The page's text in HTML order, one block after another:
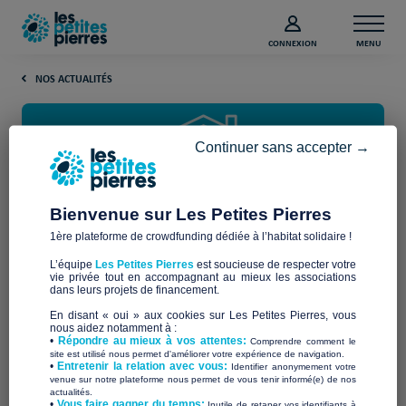
CONNEXION MENU
NOS ACTUALITÉS
Découvrez les belles réussites
du projet « URGENCE
TRAVAUX » ?
En cette journée mondiale de l’habitat, retour sur nos 9
belles réussites de l’appel à projets “URGENCE TRAVAUX” !
Bienvenue sur Les Petites Pierres
1ère plateforme de crowdfunding dédiée à l’habitat solidaire !
L’équipe Les Petites Pierres est soucieuse de respecter votre
vie privée tout en accompagnant au mieux les associations
dans leurs projets de financement.
En disant « oui » aux cookies sur Les Petites Pierres, vous
nous aidez notamment à :
• Répondre au mieux à vos attentes:Comprendre comment le
site est utilisé nous permet d'améliorer votre expérience de navigation.
•Entretenir la relation avec vous: Identifier anonymement votre
venue sur notre plateforme nous permet de vous tenir informé(e) de nos
actualités.
Continuer sans accepter →